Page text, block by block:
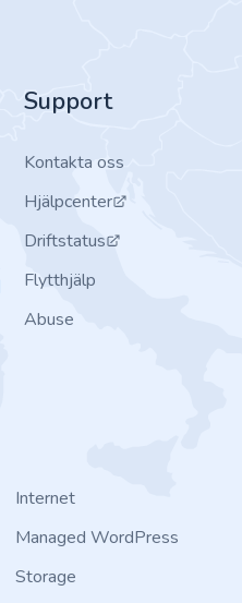
Support
Kontakta oss
Hjälpcenter
Driftstatus
Flytthjälp
Abuse
Internet
Managed WordPress
Storage